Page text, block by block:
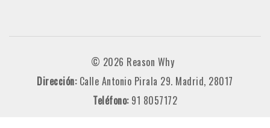
© 2026 Reason Why
Dirección: Calle Antonio Pirala 29. Madrid, 28017
Teléfono: 91 8057172